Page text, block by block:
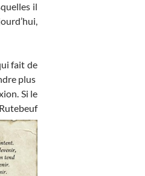
il
fait de
plus
Si le